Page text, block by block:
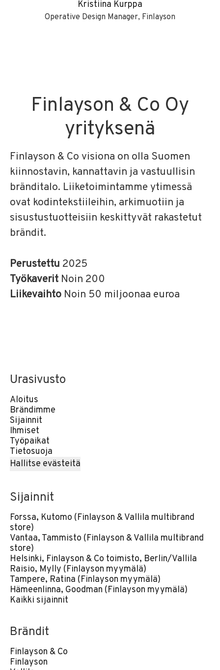
Kristiina Kurppa
Operative Design Manager, Finlayson
Finlayson & Co Oy
yrityksenä
Finlayson & Co visiona on olla Suomen
kiinnostavin, kannattavin ja vastuullisin
bränditalo. Liiketoimintamme ytimessä
ovat kodintekstiileihin, arkimuotiin ja
sisustustuotteisiin keskittyvät rakastetut
brändit.
Perustettu 2025
Työkaverit Noin 200
Liikevaihto Noin 50 miljoonaa euroa
Urasivusto
Aloitus
Brändimme
Sijainnit
Ihmiset
Työpaikat
Tietosuoja
Hallitse evästeitä
Sijainnit
Forssa, Kutomo (Finlayson & Vallila multibrand
store)
Vantaa, Tammisto (Finlayson & Vallila multibrand
store)
Helsinki, Finlayson & Co toimisto, Berlin/Vallila
Raisio, Mylly (Finlayson myymälä)
Tampere, Ratina (Finlayson myymälä)
Hämeenlinna, Goodman (Finlayson myymälä)
Kaikki sijainnit
Brändit
Finlayson & Co
Finlayson